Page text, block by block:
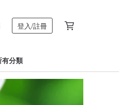
登入/註冊
有分類